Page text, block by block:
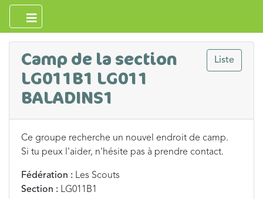
Liste
Camp de la section
LG011B1 LG011
BALADINS1
Ce groupe recherche un nouvel endroit de camp.
Si tu peux l'aider, n'hésite pas à prendre contact.
Fédération : Les Scouts
Section : LG011B1